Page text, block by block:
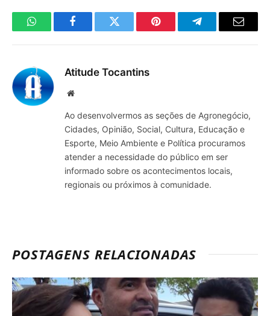
WhatsAppFacebookTwitter Pinterest TelegramaE-
Atitude Tocantins
Site
Ao desenvolvermos as seções de Agronegócio,
Cidades, Opinião, Social, Cultura, Educação e
Esporte, Meio Ambiente e Política procuramos
atender a necessidade do público em ser
informado sobre os acontecimentos locais,
regionais ou próximos à comunidade.
POSTAGENS RELACIONADAS